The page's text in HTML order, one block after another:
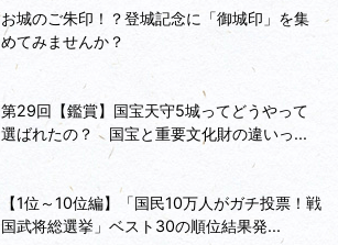
お城のご朱印！？登城記念に「御城印」を集
めてみませんか？
第29回【鑑賞】国宝天守5城ってどうやって
選ばれたの？ 国宝と重要文化財の違いっ...
【1位～10位編】「国民10万人がガチ投票！戦
国武将総選挙」ベスト30の順位結果発...